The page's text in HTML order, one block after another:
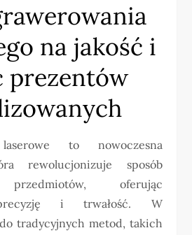
na jakość i
prezentów
laserowe to nowoczesna
rewolucjonizuje sposób
przedmiotów, oferując
i trwałość. W
tradycyjnych metod, takich